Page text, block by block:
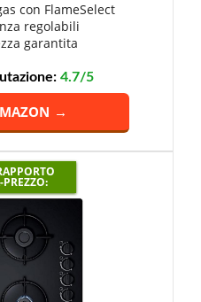
con FlameSelect
regolabili
garantita
4.7/5
→